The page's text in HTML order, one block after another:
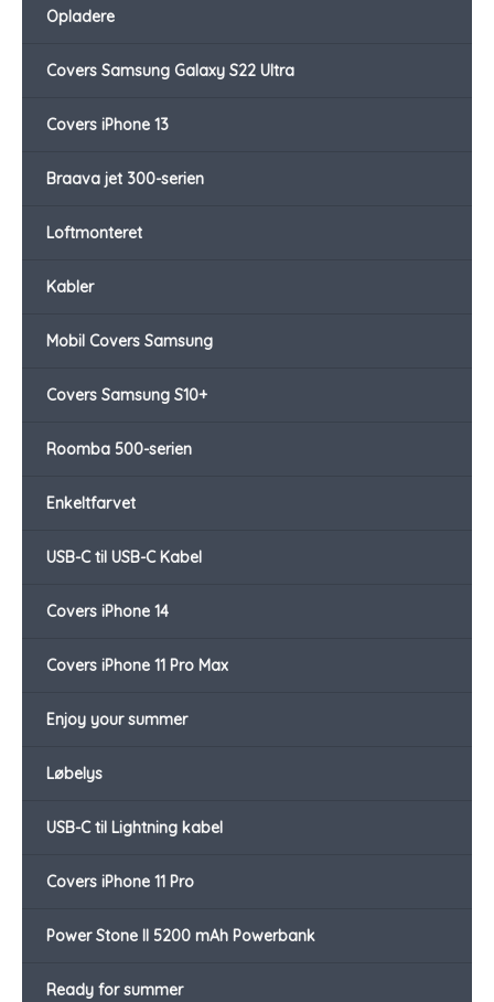
Opladere
Covers Samsung Galaxy S22 Ultra
Covers iPhone 13
Braava jet 300-serien
Loftmonteret
Kabler
Mobil Covers Samsung
Covers Samsung S10+
Roomba 500-serien
Enkeltfarvet
USB-C til USB-C Kabel
Covers iPhone 14
Covers iPhone 11 Pro Max
Enjoy your summer
Løbelys
USB-C til Lightning kabel
Covers iPhone 11 Pro
Power Stone II 5200 mAh Powerbank
Ready for summer